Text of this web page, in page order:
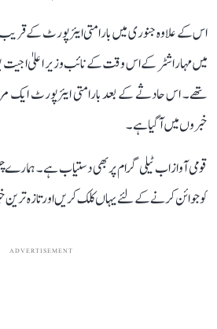
اس کے علاوہ جنوری میں بارامتی ایئرپورٹ کے قریب
میں مہاراشٹر کے اس وقت کے نائب وزیر اعلیٰ اجیت
تھے۔ اس حادثے کے بعد بارامتی ایئرپورٹ ایک
خبروں میں آ گیا ہے۔
قومی آواز اب ٹیلی گرام پر بھی دستیاب ہے۔
کو جوائن کرنے کے لئے یہاں کلک کریں اور تازہ
ADVERTISEMENT